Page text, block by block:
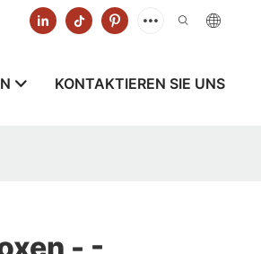
KONTAKTIEREN SIE UNS